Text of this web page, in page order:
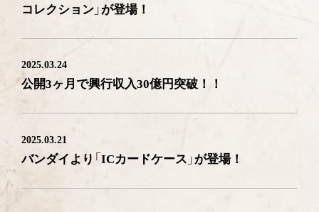
コレクション」が登場！
2025.03.24
公開3ヶ月で興行収入30億円突破！！
2025.03.21
バンダイより「ICカードケース」が登場！